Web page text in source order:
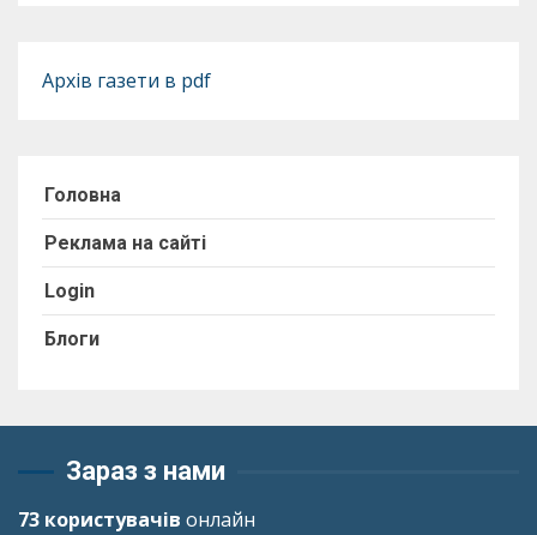
Архів газети в pdf
Головна
Реклама на сайті
Login
Блоги
Зараз з нами
73 користувачів онлайн